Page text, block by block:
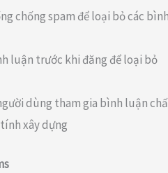
chống spam để loại bỏ các
luận trước khi đăng để loại bỏ
dùng tham gia bình luận
xây dựng